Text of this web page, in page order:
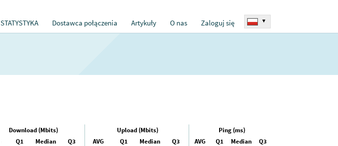
STATYSTYKA Dostawca połączenia Artykuły O nas Zaloguj się ▾
Download (Mbits) Upload (Mbits)
Ping (ms)
Q1 Median Q3 AVG Q1 Median Q3 AVG Q1 Median
Q3